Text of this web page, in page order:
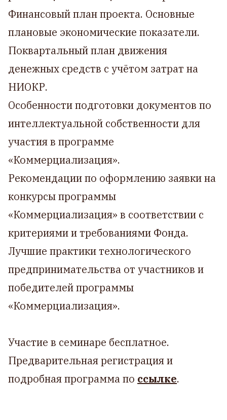
Финансовый план проекта. Основные
плановые экономические показатели.
Поквартальный план движения
денежных средств с учётом затрат на
НИОКР.
Особенности подготовки документов по
интеллектуальной собственности для
участия в программе
«Коммерциализация».
Рекомендации по оформлению заявки на
конкурсы программы
«Коммерциализация» в соответствии с
критериями и требованиями Фонда.
Лучшие практики технологического
предпринимательства от участников и
победителей программы
«Коммерциализация».
Участие в семинаре бесплатное.
Предварительная регистрация и
подробная программа по ссылке.